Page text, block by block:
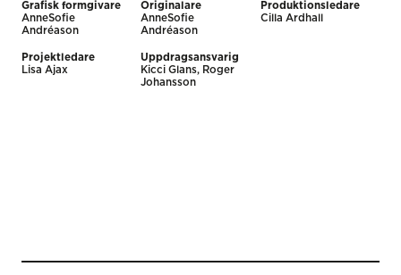
Grafisk formgivare
AnneSofie
Andréason
Originalare
AnneSofie
Andréason
Produktionsledare
Cilla Ardhall
Projektledare
Lisa Ajax
Uppdragsansvarig
Kicci Glans, Roger
Johansson